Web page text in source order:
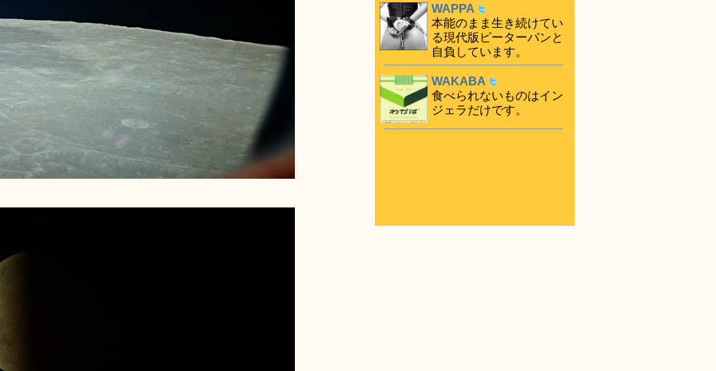
WAPPA
本能のまま生き続けてい
る現代版ピーターパンと
自負しています。
WAKABA
食べられないものはイン
ジェラだけです。